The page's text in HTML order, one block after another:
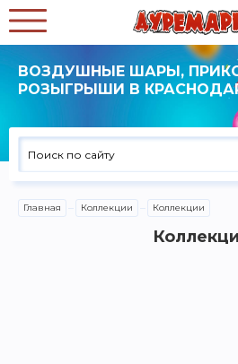
ВОЗДУШНЫЕ ШАРЫ,
РОЗЫГРЫШИ В
Главная Коллекции Коллекции